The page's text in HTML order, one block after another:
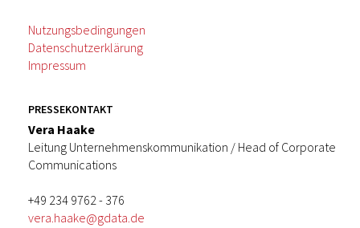
Nutzungsbedingungen
Datenschutzerklärung
Impressum
PRESSEKONTAKT
Vera Haake
Leitung Unternehmenskommunikation / Head of Corporate
Communications
+49 234 9762 - 376
vera.haake@gdata.de